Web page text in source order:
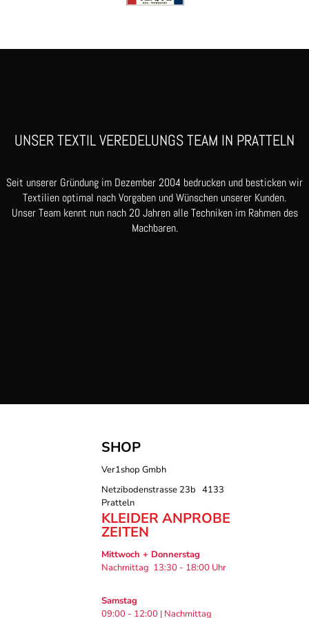
UNSER TEXTIL VEREDELUNGS TEAM IN PRATTELN
Seit unserer Gründung im Dezember 2004 bedrucken und besticken wir
Textilien optimal nach Vorgaben und Wünschen unserer Kunden.
Unser Team kennt nun nach 20 Jahren alle Techniken im Rahmen des
Machbaren.
SHOP
Ver1shop Gmbh
Netzibodenstrasse 23b 4133
Pratteln
KLEIDER ANPROBE
ZEITEN
Mittwoch + Donnerstag
Nachmittag 13:30 - 18:00 Uhr
Samstag
09:00 - 12:00 | Nachmittag